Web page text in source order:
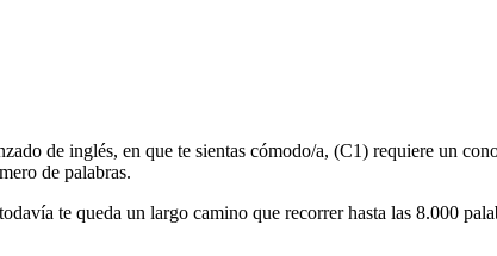
de inglés, en que te sientas cómodo/a, (C1) requiere un
de palabras.
te queda un largo camino que recorrer hasta las 8.000